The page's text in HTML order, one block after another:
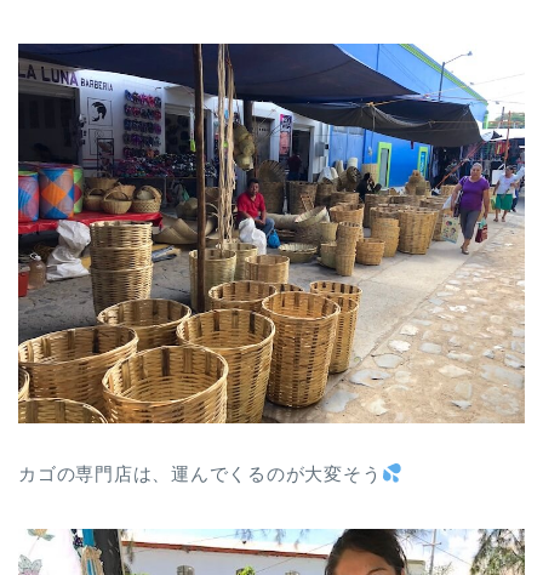
カゴの専門店は、運んでくるのが大変そう